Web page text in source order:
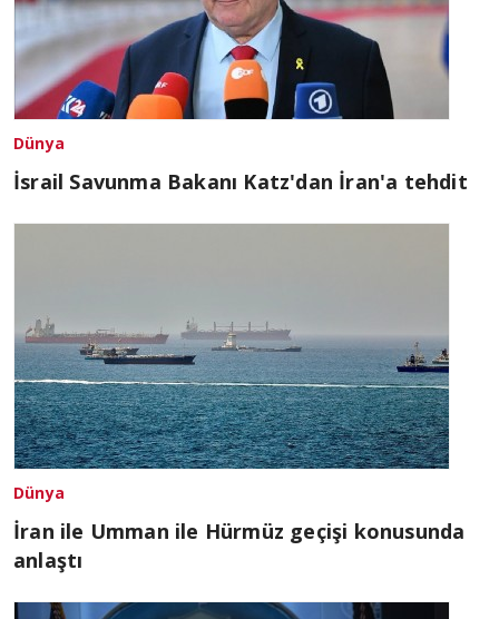
Dünya
İsrail Savunma Bakanı Katz'dan İran'a tehdit
Dünya
İran ile Umman ile Hürmüz geçişi konusunda
anlaştı